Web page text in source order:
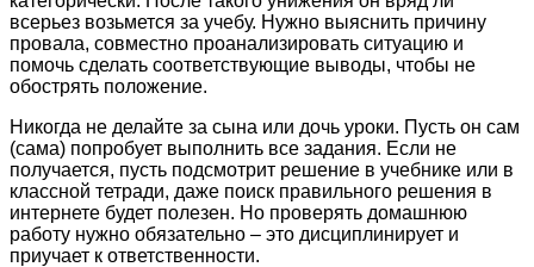
всерьез возьмется за учебу. Нужно выяснить причину
провала, совместно проанализировать ситуацию и
помочь сделать соответствующие выводы, чтобы не
обострять положение.
Никогда не делайте за сына или дочь уроки. Пусть он сам
(сама) попробует выполнить все задания. Если не
получается, пусть подсмотрит решение в учебнике или в
классной тетради, даже поиск правильного решения в
интернете будет полезен. Но проверять домашнюю
работу нужно обязательно – это дисциплинирует и
приучает к ответственности.